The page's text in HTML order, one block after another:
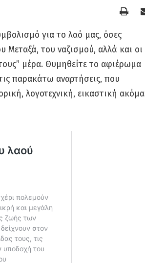
για το λαό μας, όσες
Μεταξά, του ναζισμού, αλλά και οι
μέρα. Θυμηθείτε το αφιέρωμα
παρακάτω αναρτήσεις, που
λογοτεχνική, εικαστική ακόμα